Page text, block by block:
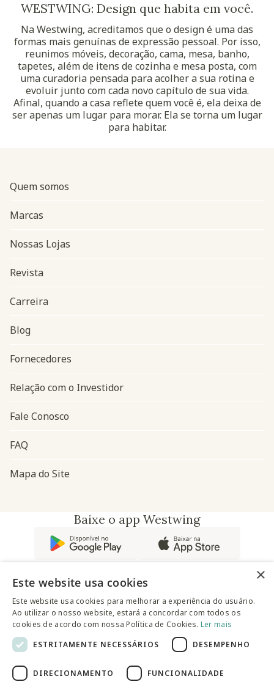
WESTWING: Design que habita em você.
Na Westwing, acreditamos que o design é uma das
formas mais genuínas de expressão pessoal. Por isso,
reunimos móveis, decoração, cama, mesa, banho,
tapetes, além de itens de cozinha e mesa posta, com
uma curadoria pensada para acolher a sua rotina e
evoluir junto com cada novo capítulo de sua vida.
Afinal, quando a casa reflete quem você é, ela deixa de
ser apenas um lugar para morar. Ela se torna um lugar
para habitar.
Navegação do rodapé
Quem somos
Marcas
Nossas Lojas
Revista
Carreira
Blog
Fornecedores
Relação com o Investidor
Fale Conosco
FAQ
Mapa do Site
Baixe o app Westwing
@westwingbr
Somos uma empresa certificada
© 2025 Westwing Comércio Varejista S.A WESTWING
×
Este website usa cookies
Este website usa cookies para melhorar a experiência do usuário.
Ao utilizar o nosso website, estará a concordar com todos os
cookies de acordo com nossa Política de Cookies. Ler mais
ESTRITAMENTE NECESSÁRIOS
DESEMPENHO
DIRECIONAMENTO FUNCIONALIDADE